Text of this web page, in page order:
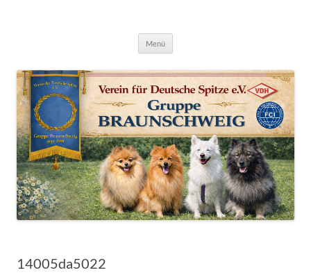
Menü
14005da5022